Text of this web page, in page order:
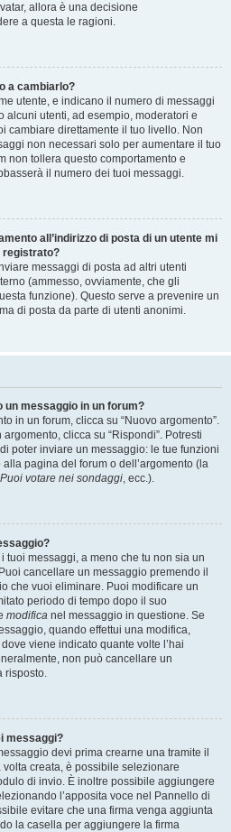
allora è una decisione
a questa le ragioni.
a cambiarlo?
utente, e indicano il numero di messaggi
alcuni utenti, ad esempio, moderatori e
cambiare direttamente il tuo livello. Non
non necessari solo per aumentare il tuo
non tollera questo comportamento e
il numero dei tuoi messaggi.
all’indirizzo di posta di un utente mi
registrato?
messaggi di posta ad altri utenti
(ammesso, ovviamente, che gli
funzione). Questo serve a prevenire un
di posta da parte di utenti anonimi.
un messaggio in un forum?
in un forum, clicca su “Nuovo argomento”.
clicca su “Rispondi”. Potresti
poter inviare un messaggio: le tue funzioni
pagina del forum o dell’argomento (la
Puoi votare nei sondaggi, ecc.).
tuoi messaggi, a meno che tu non sia un
cancellare un messaggio premendo il
che vuoi eliminare. Puoi modificare un
periodo di tempo dopo il suo
modifica nel messaggio in questione. Se
quando effettui una modifica,
viene indicato quante volte l’hai
non può cancellare un
risposto.
messaggi?
devi prima crearne una tramite il
creata, è possibile selezionare
di invio. È inoltre possibile aggiungere
l’apposita voce nel Pannello di
evitare che una firma venga aggiunta
la casella per aggiungere la firma